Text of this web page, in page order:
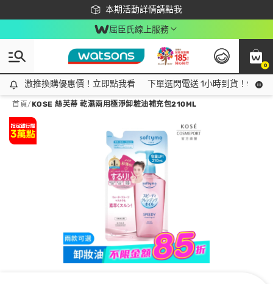
本期活動詳情請點我
下載app最高回饋$350
屈臣氏線上服務
0
激推換購優惠價！立即點我看
激推換購優惠價！立即點我看 下單選閃電送 1小時到貨！領神
首頁/KOSE 絲芙蒂 乾濕兩用極淨卸粧油補充包210ML